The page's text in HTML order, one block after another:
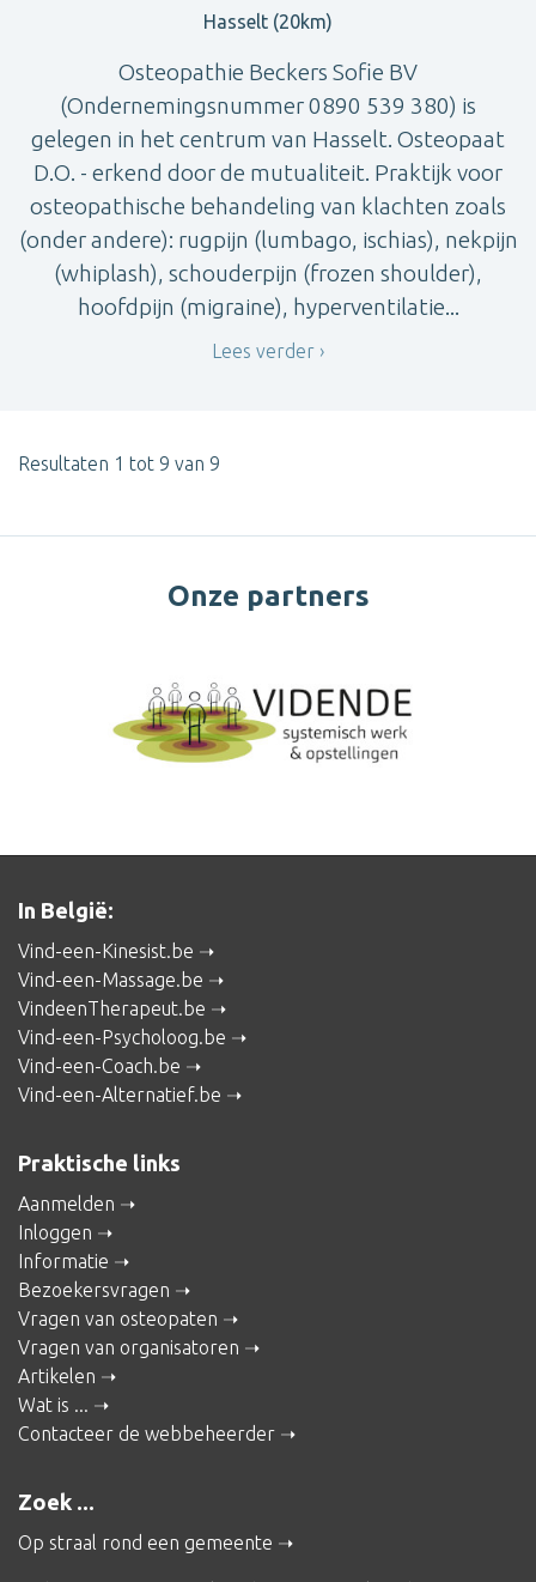
Hasselt (20km)
Osteopathie Beckers Sofie BV
(Ondernemingsnummer 0890 539 380) is
gelegen in het centrum van Hasselt. Osteopaat
D.O. - erkend door de mutualiteit. Praktijk voor
osteopathische behandeling van klachten zoals
(onder andere): rugpijn (lumbago, ischias), nekpijn
(whiplash), schouderpijn (frozen shoulder),
hoofdpijn (migraine), hyperventilatie...
Lees verder
Resultaten 1 tot 9 van 9
Onze partners
In België:
Vind-een-Kinesist.be
Vind-een-Massage.be
VindeenTherapeut.be
Vind-een-Psycholoog.be
Vind-een-Coach.be
Vind-een-Alternatief.be
Praktische links
Aanmelden
Inloggen
Informatie
Bezoekersvragen
Vragen van osteopaten
Vragen van organisatoren
Artikelen
Wat is ...
Contacteer de webbeheerder
Zoek ...
Op straal rond een gemeente